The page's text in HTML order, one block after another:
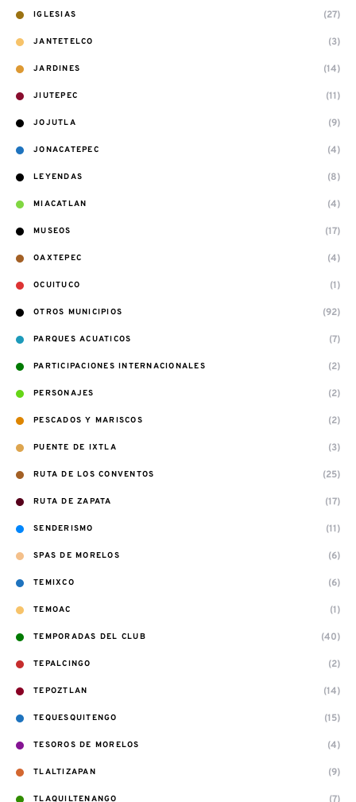
IGLESIAS (27)
JANTETELCO (3)
JARDINES (14)
JIUTEPEC (11)
JOJUTLA (9)
JONACATEPEC (4)
LEYENDAS (8)
MIACATLAN (4)
MUSEOS (17)
OAXTEPEC (4)
OCUITUCO (1)
OTROS MUNICIPIOS (92)
PARQUES ACUATICOS (7)
PARTICIPACIONES INTERNACIONALES (2)
PERSONAJES (2)
PESCADOS Y MARISCOS (2)
PUENTE DE IXTLA (3)
RUTA DE LOS CONVENTOS (25)
RUTA DE ZAPATA (17)
SENDERISMO (11)
SPAS DE MORELOS (6)
TEMIXCO (6)
TEMOAC (1)
TEMPORADAS DEL CLUB (40)
TEPALCINGO (2)
TEPOZTLAN (14)
TEQUESQUITENGO (15)
TESOROS DE MORELOS (4)
TLALTIZAPAN (9)
TLAQUILTENANGO (7)